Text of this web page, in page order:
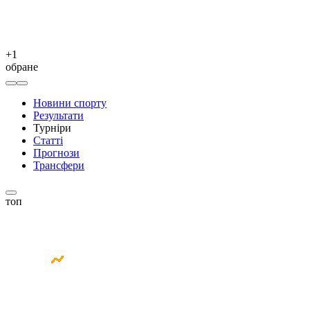
+1
обране
Новини спорту
Результати
Турніри
Статті
Прогнози
Трансфери
топ